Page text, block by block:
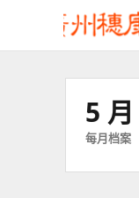
5
每月档案